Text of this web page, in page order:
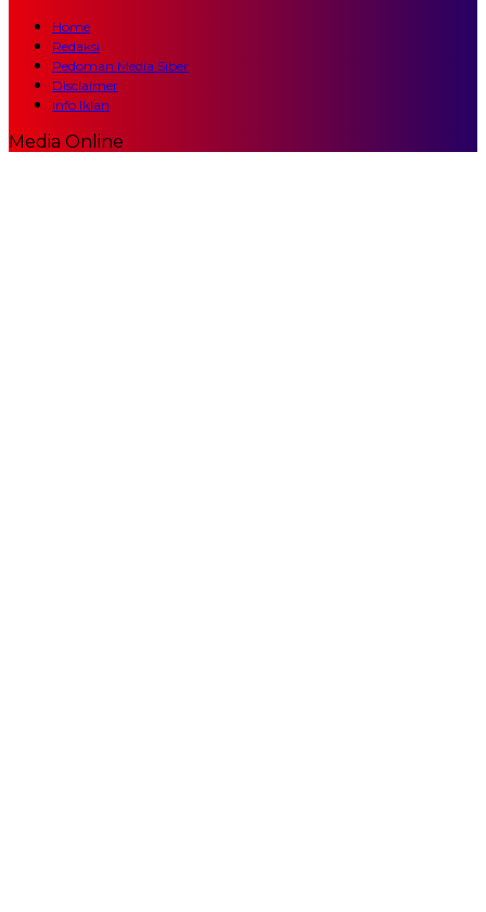
Home
Redaksi
Pedoman Media Siber
Disclaimer
Info Iklan
Media Online